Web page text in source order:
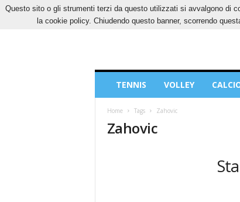
GIOVEDÌ, 6 AGOSTO 2026 CONTATTI
Sport
TENNIS VOLLEY
Home Tags Zahovic
Zahovic
Questo sito o gli strumenti terzi da questo utilizzati si avvalgono di
la cookie policy. Chiudendo questo banner, scorrendo